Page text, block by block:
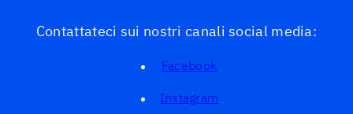
Contattateci sui nostri canali social media:
Facebook
Instagram